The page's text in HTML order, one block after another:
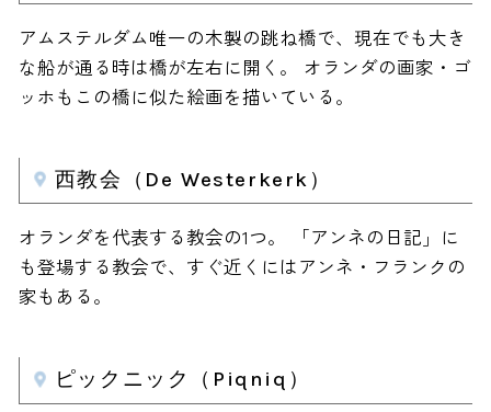
アムステルダム唯一の木製の跳ね橋で、現在でも大き
な船が通る時は橋が左右に開く。 オランダの画家・ゴ
ッホもこの橋に似た絵画を描いている。
西教会（De Westerkerk）
オランダを代表する教会の1つ。 「アンネの日記」に
も登場する教会で、すぐ近くにはアンネ・フランクの
家もある。
ピックニック（Piqniq）